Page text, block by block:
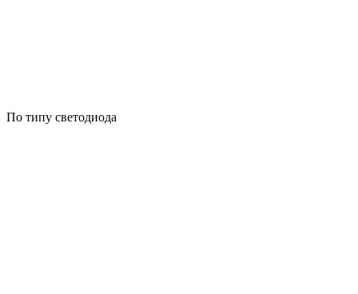
По типу светодиода